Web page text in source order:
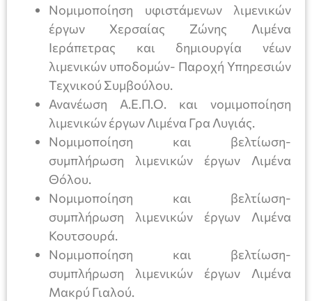
Νομιμοποίηση υφιστάμενων λιμενικών
έργων Χερσαίας Ζώνης Λιμένα
Ιεράπετρας και δημιουργία νέων
λιμενικών υποδομών- Παροχή Υπηρεσιών
Τεχνικού Συμβούλου.
Ανανέωση Α.Ε.Π.Ο. και νομιμοποίηση
λιμενικών έργων Λιμένα Γρα Λυγιάς.
Νομιμοποίηση και βελτίωση-
συμπλήρωση λιμενικών έργων Λιμένα
Θόλου.
Νομιμοποίηση και βελτίωση-
συμπλήρωση λιμενικών έργων Λιμένα
Κουτσουρά.
Νομιμοποίηση και βελτίωση-
συμπλήρωση λιμενικών έργων Λιμένα
Μακρύ Γιαλού.